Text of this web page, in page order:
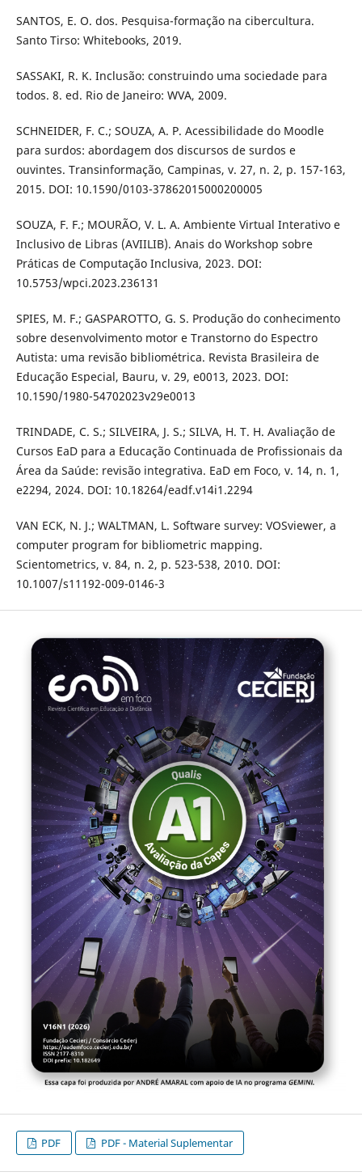
SANTOS, E. O. dos. Pesquisa-formação na cibercultura.
Santo Tirso: Whitebooks, 2019.
SASSAKI, R. K. Inclusão: construindo uma sociedade para
todos. 8. ed. Rio de Janeiro: WVA, 2009.
SCHNEIDER, F. C.; SOUZA, A. P. Acessibilidade do Moodle
para surdos: abordagem dos discursos de surdos e
ouvintes. Transinformação, Campinas, v. 27, n. 2, p. 157-163,
2015. DOI: 10.1590/0103-37862015000200005
SOUZA, F. F.; MOURÃO, V. L. A. Ambiente Virtual Interativo e
Inclusivo de Libras (AVIILIB). Anais do Workshop sobre
Práticas de Computação Inclusiva, 2023. DOI:
10.5753/wpci.2023.236131
SPIES, M. F.; GASPAROTTO, G. S. Produção do conhecimento
sobre desenvolvimento motor e Transtorno do Espectro
Autista: uma revisão bibliométrica. Revista Brasileira de
Educação Especial, Bauru, v. 29, e0013, 2023. DOI:
10.1590/1980-54702023v29e0013
TRINDADE, C. S.; SILVEIRA, J. S.; SILVA, H. T. H. Avaliação de
Cursos EaD para a Educação Continuada de Profissionais da
Área da Saúde: revisão integrativa. EaD em Foco, v. 14, n. 1,
e2294, 2024. DOI: 10.18264/eadf.v14i1.2294
VAN ECK, N. J.; WALTMAN, L. Software survey: VOSviewer, a
computer program for bibliometric mapping.
Scientometrics, v. 84, n. 2, p. 523-538, 2010. DOI:
10.1007/s11192-009-0146-3
PDF PDF - Material Suplementar